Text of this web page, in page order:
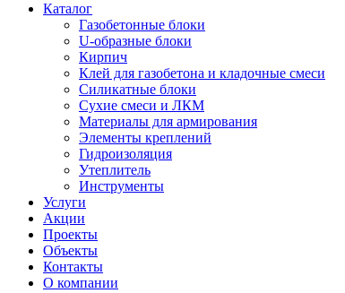
Каталог
Газобетонные блоки
U-образные блоки
Кирпич
Клей для газобетона и кладочные смеси
Силикатные блоки
Сухие смеси и ЛКМ
Материалы для армирования
Элементы креплений
Гидроизоляция
Утеплитель
Инструменты
Услуги
Акции
Проекты
Объекты
Контакты
О компании